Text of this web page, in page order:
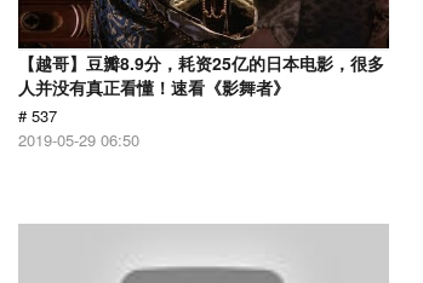
【越哥】豆瓣8.9分，耗资25亿的日本电影，很多
人并没有真正看懂！速看《影舞者》
# 537
2019-05-29 06:50